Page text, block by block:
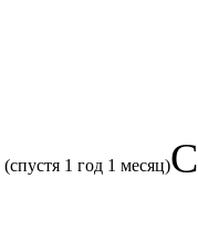
(спустя 1 год 1 месяц)